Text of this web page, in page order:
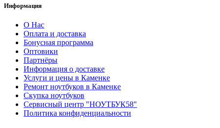
Информация
О Нас
Оплата и доставка
Бонусная программа
Оптовики
Партнёры
Информация о доставке
Услуги и цены в Каменке
Ремонт ноутбуков в Каменке
Скупка ноутбуков
Сервисный центр "НОУТБУК58"
Политика конфиденциальности